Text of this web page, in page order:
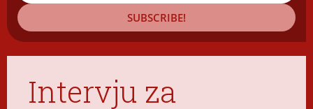
SUBSCRIBE!
Intervju za